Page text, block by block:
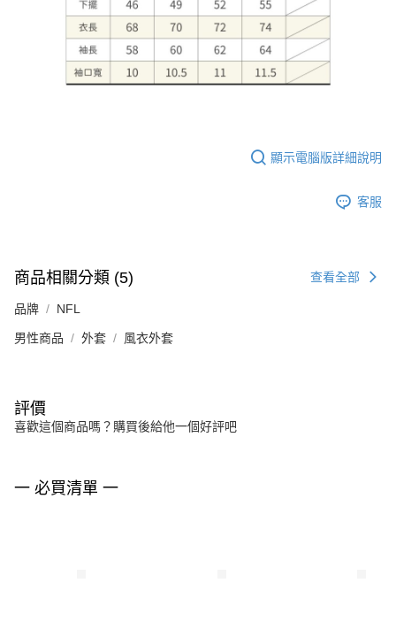
顯示電腦版詳細說明
客服
商品相關分類 (5) 查看全部
品牌 NFL
男性商品 外套 風衣外套
評價
喜歡這個商品嗎？購買後給他一個好評吧
一 必買清單 一